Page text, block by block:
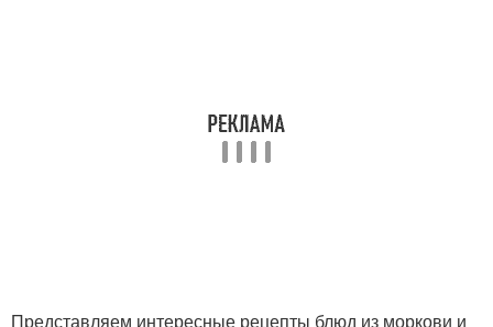
Представляем интересные рецепты блюд из моркови и